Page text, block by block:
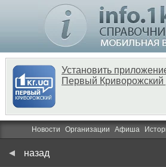
Установить
Первый Криворожский
Новости Организации Афиша
назад